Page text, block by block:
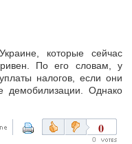
которые сейчас
По его словам, у
налогов, если они
демобилизации. Однако
0
0